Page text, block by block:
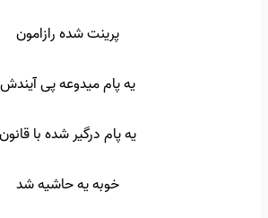
پرینت شده رازامون
یه پام میدوعه پی آیندش
یه پام درگیر شده با قانون
خوبه یه حاشیه شد